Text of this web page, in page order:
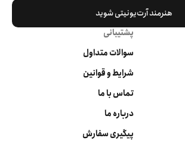
هنرمند آرت‌یونیتی شوید
پشتیبانی
سوالات متداول
شرایط و قوانین
تماس با ما
درباره ما
پیگیری سفارش